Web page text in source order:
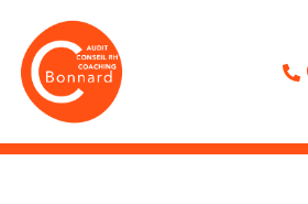
contenu